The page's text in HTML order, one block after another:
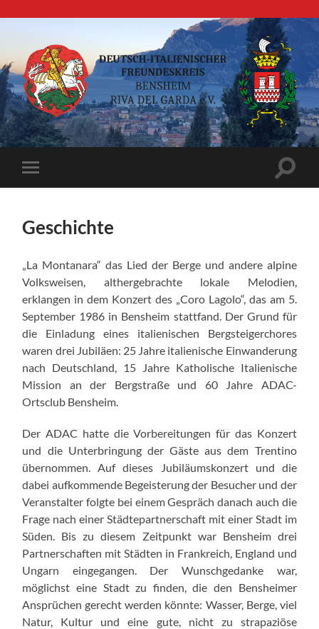
Deutsch-
italienischer
Mobile-
Menü
Geschichte
„La Montanara“ das Lied der Berge und andere alpine
Volksweisen, althergebrachte lokale Melodien,
erklangen in dem Konzert des „Coro Lagolo“, das am 5.
September 1986 in Bensheim stattfand. Der Grund für
die Einladung eines italienischen Bergsteigerchores
waren drei Jubiläen: 25 Jahre italienische Einwanderung
nach Deutschland, 15 Jahre Katholische Italienische
Mission an der Bergstraße und 60 Jahre ADAC-
Ortsclub Bensheim.
Der ADAC hatte die Vorbereitungen für das Konzert
und die Unterbringung der Gäste aus dem Trentino
übernommen. Auf dieses Jubiläumskonzert und die
dabei aufkommende Begeisterung der Besucher und der
Veranstalter folgte bei einem Gespräch danach auch die
Frage nach einer Städtepartnerschaft mit einer Stadt im
Süden. Bis zu diesem Zeitpunkt war Bensheim drei
Partnerschaften mit Städten in Frankreich, England und
Ungarn eingegangen. Der Wunschgedanke war,
möglichst eine Stadt zu finden, die den Bensheimer
Ansprüchen gerecht werden könnte: Wasser, Berge, viel
Natur, Kultur und eine gute, nicht zu strapaziöse